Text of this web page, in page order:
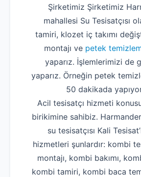
Şirketimiz Şirketimiz
mahallesi Su Tesisatçısı
tamiri, klozet iç takımı
montajı ve petek
yaparız. İşlemlerimizi de
yaparız. Örneğin petek
50 dakikada
Acil tesisatçı hizmeti
birikimine sahibiz.
su tesisatçısı Kali
hizmetleri şunlardır: kombi
montajı, kombi bakımı,
kombi tamiri, kombi baca